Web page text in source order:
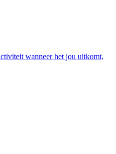
wanneer het jou uitkomt,